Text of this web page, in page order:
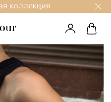
коллекция
личный